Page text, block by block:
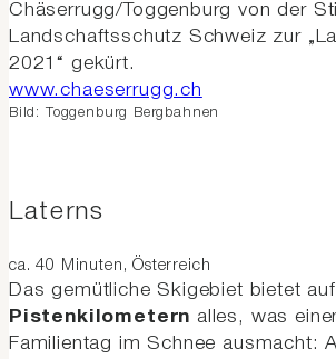
Chäserrugg/Toggenburg von der
Landschaftsschutz Schweiz zur
2021“ gekürt.
www.chaeserrugg.ch
Bild: Toggenburg Bergbahnen
Laterns
ca. 40 Minuten, Österreich
Das gemütliche Skigebiet bietet
Pistenkilometern alles, was
Familientag im Schnee ausmacht: